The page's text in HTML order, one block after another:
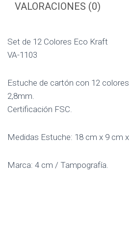
VALORACIONES (0)
Set de 12 Colores Eco Kraft
VA-1103
Estuche de cartón con 12
2,8mm.
Certificación FSC.
Medidas Estuche: 18 cm x 9 cm x
Marca: 4 cm / Tampografía.